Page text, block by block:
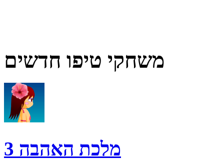
משחקי טיפו חדשים
מלכת האהבה 3